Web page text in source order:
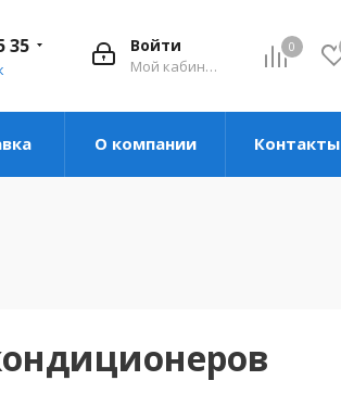
0
Войти
Мой кабинет
35
О компании Контакты